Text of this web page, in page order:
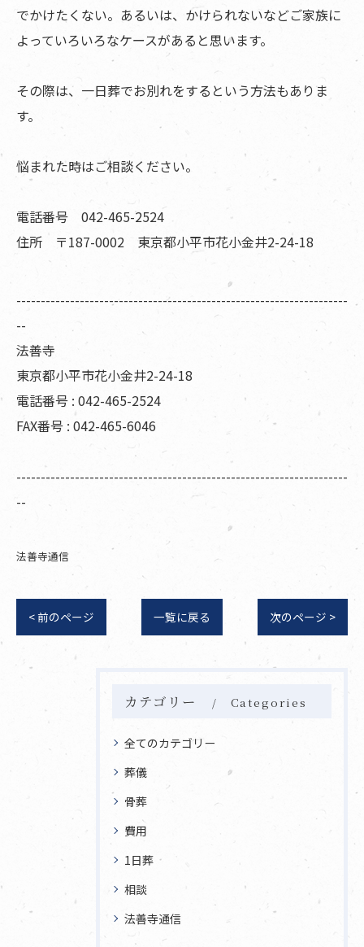
でかけたくない。あるいは、かけられないなどご家族に
よっていろいろなケースがあると思います。
その際は、一日葬でお別れをするという方法もありま
す。
悩まれた時はご相談ください。
電話番号 042-465-2524
住所 〒187-0002 東京都小平市花小金井2-24-18
--------------------------------------------------------------------
--
法善寺
東京都小平市花小金井2-24-18
電話番号 : 042-465-2524
FAX番号 : 042-465-6046
--------------------------------------------------------------------
--
法善寺通信
< 前のページ 一覧に戻る 次のページ >
カテゴリー Categories
全てのカテゴリー
葬儀
骨葬
費用
1日葬
相談
法善寺通信